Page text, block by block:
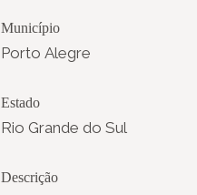
Município
Porto Alegre
Estado
Rio Grande do Sul
Descrição